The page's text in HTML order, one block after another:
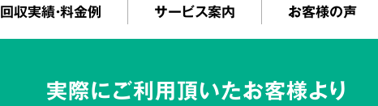
回収実績・料金例 サービス案内 お客様の声
実際にご利用頂いたお客様より